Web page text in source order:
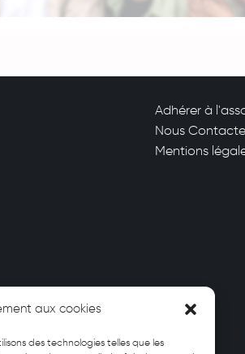
aux cookies
des technologies telles que les
Adhérer à
Nous
Mentions